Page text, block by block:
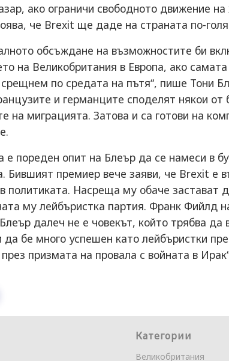
ако ограничи свободното движение на
че Brexit ще даде на страната по-
обсъждане на възможностите би
на Великобритания в Европа, ако
по средата на пътя“, пише Тони
и германците споделят някои от
на миграцията. Затова и са готови на
е пореден опит на Блеър да се намеси в
Бившият премиер вече заяви, че Brexit е
политиката. Насреща му обаче застават
му лейбъристка партия. Франк Фийлд
далеч не е човекът, който трябва
да бе много успешен като лейбъристки
през призмата на провала с войната в
Категории
Великобритания